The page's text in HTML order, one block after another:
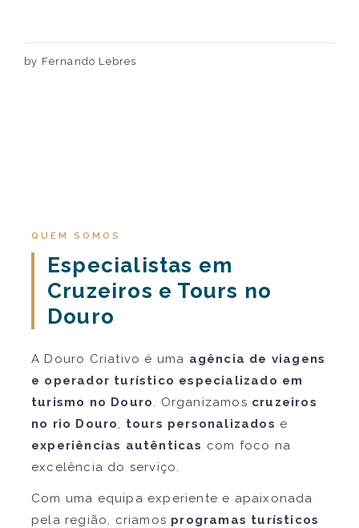
by Fernando Lebres
QUEM SOMOS
Especialistas em
Cruzeiros e Tours no
Douro
A Douro Criativo é uma agência de viagens
e operador turístico especializado em
turismo no Douro
. Organizamos cruzeiros
no rio Douro
tours personalizados e
experiências autênticas com foco na
excelência do serviço.
Com uma equipa experiente e apaixonada
pela região, criamos programas turísticos